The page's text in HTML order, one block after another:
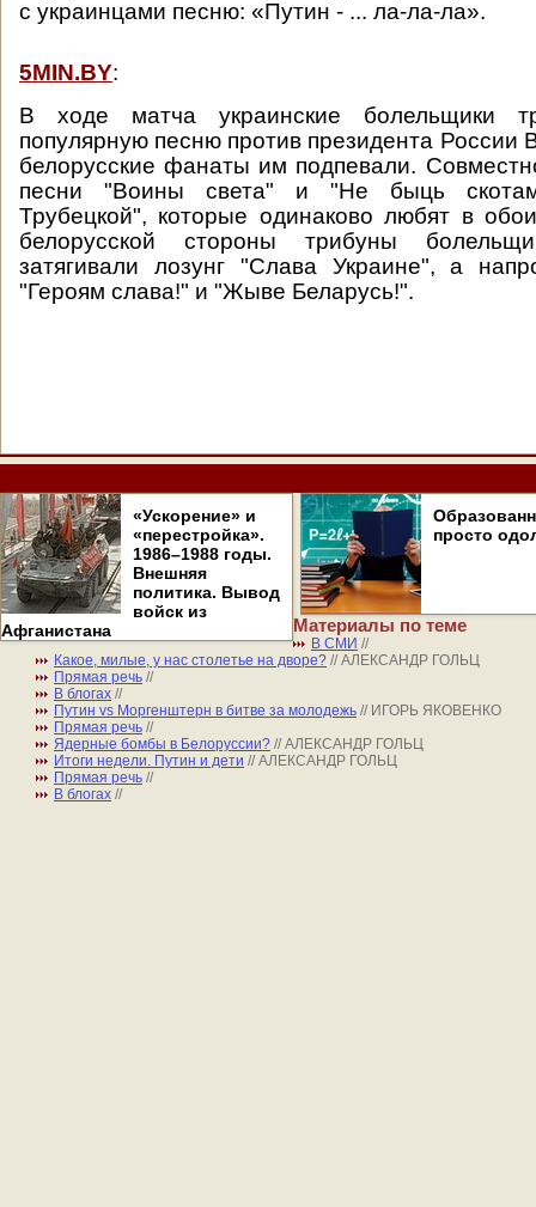
с украинцами песню: «Путин - ... ла-ла-ла».
5MIN.BY:
В ходе матча украинские болельщики
популярную песню против президента России
белорусские фанаты им подпевали.
песни "Воины света" и "Не быць
Трубецкой", которые одинаково любят в
белорусской стороны трибуны
затягивали лозунг "Слава Украине", а
"Героям слава!" и "Жыве Беларусь!".
«Ускорение» и
«перестройка».
1986–1988 годы.
Внешняя
политика. Вывод
войск из
Афганистана
просто
Материалы по теме
В СМИ //
Какое, милые, у нас столетье на дворе? // АЛЕКСАНДР ГОЛЬЦ
Прямая речь //
В блогах //
Путин vs Моргенштерн в битве за молодежь // ИГОРЬ ЯКОВЕНКО
Прямая речь //
Ядерные бомбы в Белоруссии? // АЛЕКСАНДР ГОЛЬЦ
Итоги недели. Путин и дети // АЛЕКСАНДР ГОЛЬЦ
Прямая речь //
В блогах //